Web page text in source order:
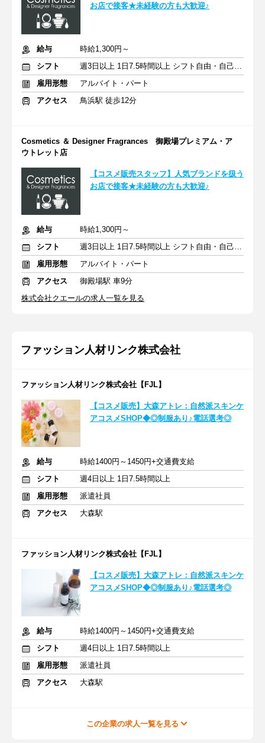
お店で接客★未経験の方も大歓迎♪
給与
時給1,300円～
シフト
週3日以上 1日7.5時間以上 シフト自由・自己申告
雇用形態
アルバイト・パート
アクセス
鳥浜駅 徒歩12分
Cosmetics ＆ Designer Fragrances 御殿場プレミアム・ア
ウトレット店
【コスメ販売スタッフ】人気ブランドを扱う
お店で接客★未経験の方も大歓迎♪
給与
時給1,300円～
シフト
週3日以上 1日7.5時間以上 シフト自由・自己申告
雇用形態
アルバイト・パート
アクセス
御殿場駅 車9分
株式会社クエールの求人一覧を見る
ファッション人材リンク株式会社
ファッション人材リンク株式会社【FJL】
【コスメ販売】大森アトレ：自然派スキンケ
アコスメSHOP◆◎制服あり♪電話選考◎
給与
時給1400円～1450円+交通費支給
シフト
週4日以上 1日7.5時間以上
雇用形態
派遣社員
アクセス
大森駅
ファッション人材リンク株式会社【FJL】
【コスメ販売】大森アトレ：自然派スキンケ
アコスメSHOP◆◎制服あり♪電話選考◎
給与
時給1400円～1450円+交通費支給
シフト
週4日以上 1日7.5時間以上
雇用形態
派遣社員
アクセス
大森駅
この企業の求人一覧を見る